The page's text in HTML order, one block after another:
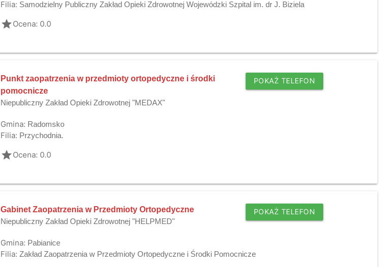
Filia: Samodzielny Publiczny Zakład Opieki Zdrowotnej Wojewódzki Szpital im. dr J. Biziela
gradeOcena: 0.0
Punkt zaopatrzenia w przedmioty ortopedyczne i środki
pomocnicze
Niepubliczny Zakład Opieki Zdrowotnej "MEDAX"
POKAŻ TELEFON
Gmina: Radomsko
Filia: Przychodnia.
gradeOcena: 0.0
Gabinet Zaopatrzenia w Przedmioty Ortopedyczne
Niepubliczny Zakład Opieki Zdrowotnej "HELPMED"
POKAŻ TELEFON
Gmina: Pabianice
Filia: Zakład Zaopatrzenia w Przedmioty Ortopedyczne i Środki Pomocnicze